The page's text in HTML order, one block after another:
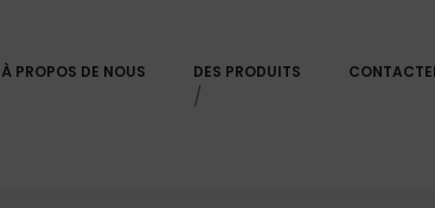
À PROPOS DE NOUS DES PRODUITS
/